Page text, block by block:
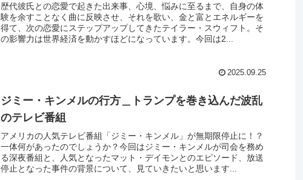
歴代彼氏との恋愛で起きた出来事、心境、悩みに至るまで、自身の体
験を余すことなく曲に反映させ、それを歌い、金と富とエネルギーを
得て、次の恋愛にステップアップしてきたテイラー・スウィフト。そ
の影響力は世界経済を動かすほどになっています。今回は2...
2025.09.25
ジミー・キンメルの行方＿トランプを巻き込んだ波乱
のテレビ番組
アメリカの人気テレビ番組「ジミー・キンメル」が無期限停止に！？
一体何があったのでしょうか？今回はジミー・キンメルが司会を務め
る深夜番組と、人気となったマット・デイモンとのエピソード、放送
停止となった事件の背景について、見ていきたいと思います...